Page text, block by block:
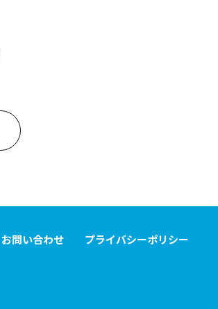
お問い合わせ プライバシーポリシー